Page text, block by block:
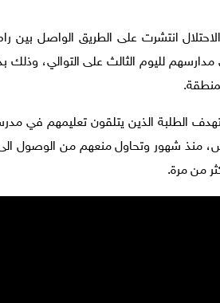
انتشرت على الطريق الواصل بين
لليوم الثالث على التوالي، وذلك
الطلبة الذين يتلقون تعليمهم في
منذ شهور وتحاول منعهم من الوصول
من مرة.